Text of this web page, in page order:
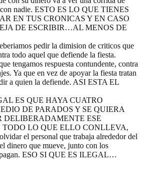
con nadie. ESTO ES LO QUE TIENES
EN TUS CRONICAS Y EN CASO
DE ESCRIBIR…AL MENOS DE
pedir la dimision de criticos que
todo aquel que defiende la fiesta.
tengamos respuesta contundente, contra
Ya que en vez de apoyar la fiesta tratan
a quien la defiende. ASI ESTA EL
ES QUE HAYA CUATRO
DE PARADOS Y SE QUIERA
DELIBERADAMENTE ESE
TODO LO QUE ELLO CONLLEVA,
el personal que trabaja alrededor del
dinero que mueve, junto con los
pagan. ESO SI QUE ES ILEGAL…